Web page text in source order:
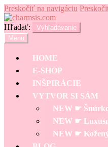
Preskočiť na navigáciu
Hľadať:
Vyhľadávanie
Menu
HOME
E-SHOP
INŠPIRÁCIE
VYTVOR SI SÁM
NEW ☛
NEW ☛
NEW ☛